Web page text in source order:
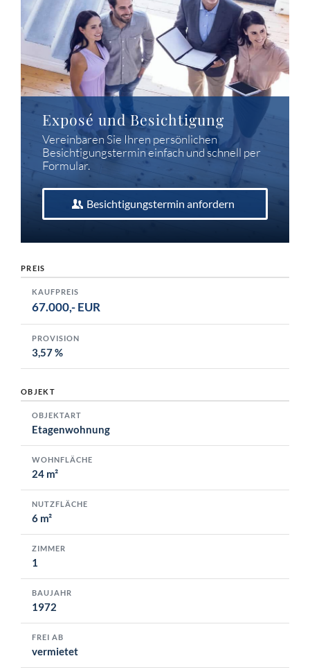
Exposé und Besichtigung
Vereinbaren Sie Ihren persönlichen
Besichtigungs­termin einfach und schnell per
Formular.
Besichtigungstermin anfordern
PREIS
KAUFPREIS
67.000,- EUR
PROVISION
3,57 %
OBJEKT
OBJEKTART
Etagenwohnung
WOHNFLÄCHE
24 m²
NUTZFLÄCHE
6 m²
ZIMMER
1
BAUJAHR
1972
FREI AB
vermietet